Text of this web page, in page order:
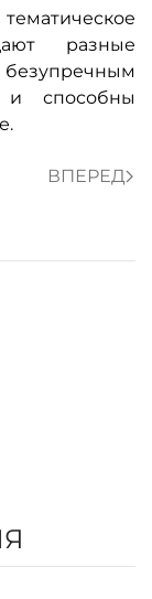
разные
безупречным
способны
ВПЕРЕД